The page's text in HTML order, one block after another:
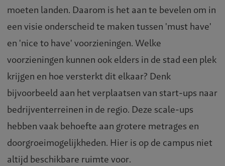
moeten landen. Daarom is het aan te bevelen om in
een visie onderscheid te maken tussen 'must have'
en 'nice to have' voorzieningen. Welke
voorzieningen kunnen ook elders in de stad een plek
krijgen en hoe versterkt dit elkaar? Denk
bijvoorbeeld aan het verplaatsen van start-ups naar
bedrijventerreinen in de regio. Deze scale-ups
hebben vaak behoefte aan grotere metrages en
doorgroeimogelijkheden. Hier is op de campus niet
altijd beschikbare ruimte voor.